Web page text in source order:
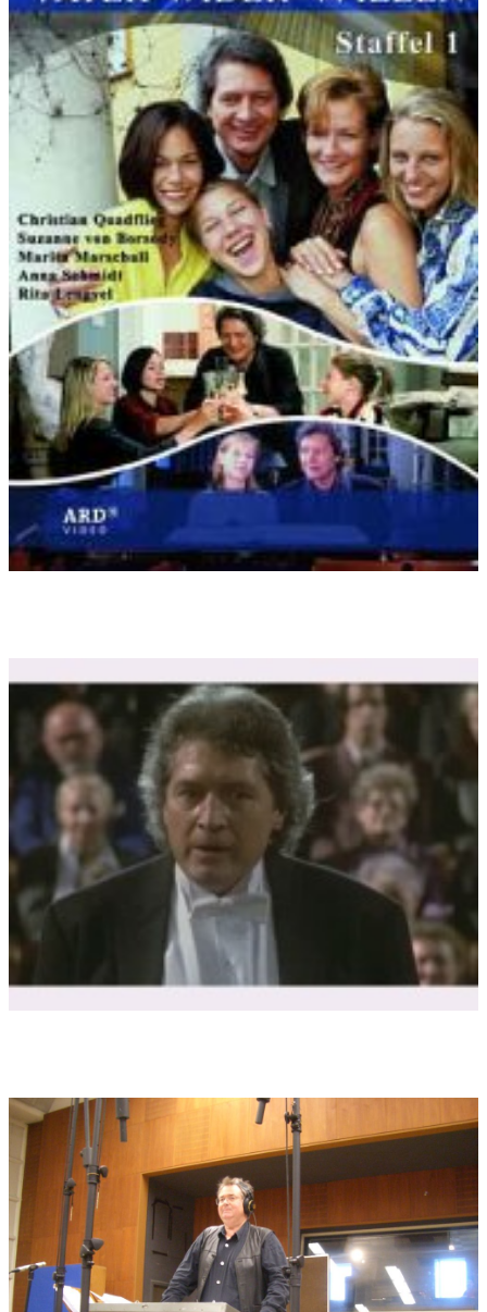
Film Interpreten:Solisten und dem Philharmonischen
Filmorchester Muenchen, Leitung: Enjott Schneider und
Andreas Weidinger; aufgenommen in den Bavaria Tonstudios
München, Tonmeister: Jan Piepenstock und Ulrich Kraus